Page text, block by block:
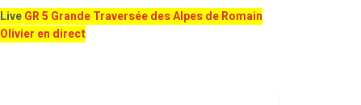
LiveGR 5 Grande Traversée des Alpes de Romain
Olivier en direct